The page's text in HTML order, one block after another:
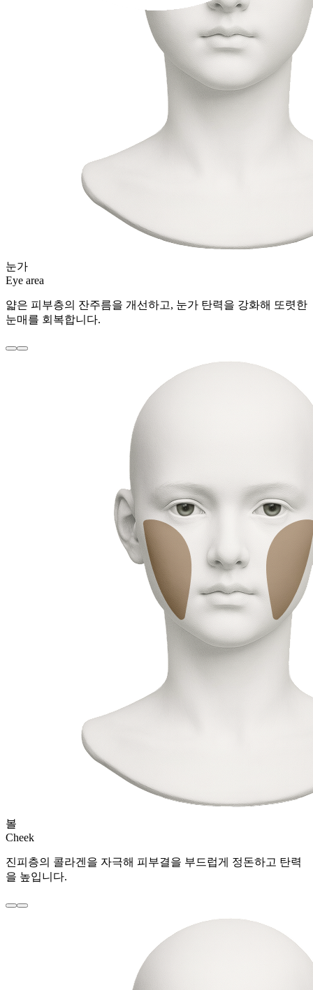
눈가
Eye area
얇은 피부층의 잔주름을 개선하고, 눈가 탄력을 강화해 또렷한
눈매를 회복합니다.
볼
Cheek
진피층의 콜라겐을 자극해 피부결을 부드럽게 정돈하고 탄력
을 높입니다.